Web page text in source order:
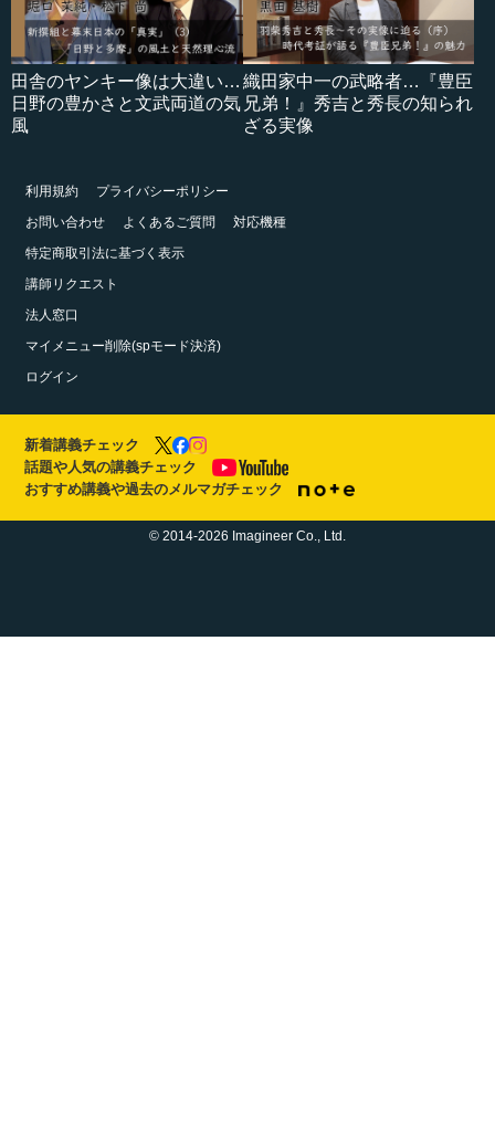
田舎のヤンキー像は大違い…
日野の豊かさと文武両道の気
風
織田家中一の武略者…『豊臣
兄弟！』秀吉と秀長の知られ
ざる実像
利用規約
プライバシーポリシー
お問い合わせ
よくあるご質問
対応機種
特定商取引法に基づく表示
講師リクエスト
法人窓口
マイメニュー削除(spモード決済)
ログイン
新着講義チェック
話題や人気の講義チェック
おすすめ講義や過去のメルマガチェック
© 2014-2026 Imagineer Co., Ltd.